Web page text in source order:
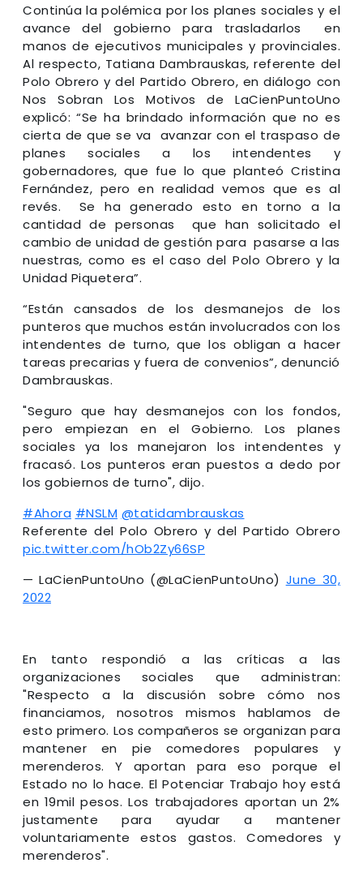
Continúa la polémica por los planes sociales y el
avance del gobierno para trasladarlos en
manos de ejecutivos municipales y provinciales.
Al respecto, Tatiana Dambrauskas, referente del
Polo Obrero y del Partido Obrero, en diálogo con
Nos Sobran Los Motivos de LaCienPuntoUno
explicó: “Se ha brindado información que no es
cierta de que se va avanzar con el traspaso de
planes sociales a los intendentes y
gobernadores, que fue lo que planteó Cristina
Fernández, pero en realidad vemos que es al
revés. Se ha generado esto en torno a la
cantidad de personas que han solicitado el
cambio de unidad de gestión para pasarse a las
nuestras, como es el caso del Polo Obrero y la
Unidad Piquetera”.
“Están cansados de los desmanejos de los
punteros que muchos están involucrados con los
intendentes de turno, que los obligan a hacer
tareas precarias y fuera de convenios”, denunció
Dambrauskas.
"Seguro que hay desmanejos con los fondos,
pero empiezan en el Gobierno. Los planes
sociales ya los manejaron los intendentes y
fracasó. Los punteros eran puestos a dedo por
los gobiernos de turno", dijo.
#Ahora #NSLM @tatidambrauskas
Referente del Polo Obrero y del Partido Obrero
pic.twitter.com/hOb2Zy66SP
— LaCienPuntoUno (@LaCienPuntoUno) June 30,
2022
En tanto respondió a las críticas a las
organizaciones sociales que administran:
"Respecto a la discusión sobre cómo nos
financiamos, nosotros mismos hablamos de
esto primero. Los compañeros se organizan para
mantener en pie comedores populares y
merenderos. Y aportan para eso porque el
Estado no lo hace. El Potenciar Trabajo hoy está
en 19mil pesos. Los trabajadores aportan un 2%
justamente para ayudar a mantener
voluntariamente estos gastos. Comedores y
merenderos".